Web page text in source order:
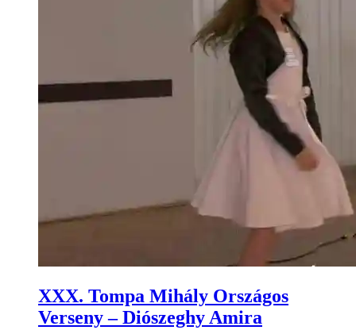
XXX. Tompa Mihály Országos
Verseny – Diószeghy Amira